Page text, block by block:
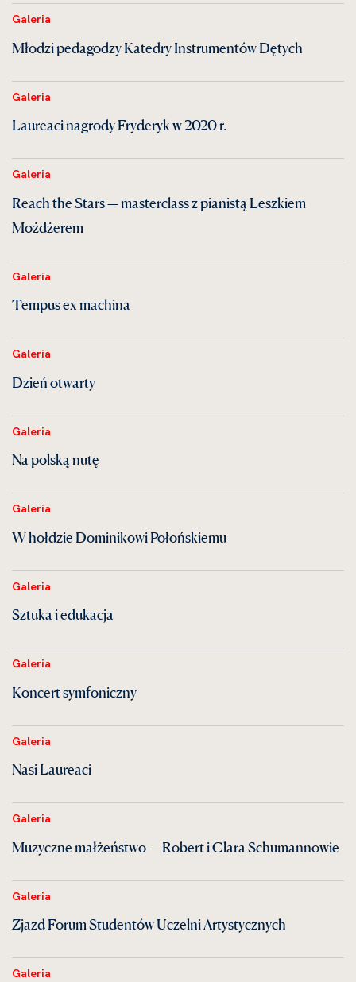
Galeria
Młodzi pedagodzy Katedry Instrumentów Dętych
Galeria
Laureaci nagrody Fryderyk w 2020 r.
Galeria
Reach the Stars — masterclass z pianistą Leszkiem
Możdżerem
Galeria
Tempus ex machina
Galeria
Dzień otwarty
Galeria
Na polską nutę
Galeria
W hołdzie Dominikowi Połońskiemu
Galeria
Sztuka i edukacja
Galeria
Koncert symfoniczny
Galeria
Nasi Laureaci
Galeria
Muzyczne małżeństwo — Robert i Clara Schumannowie
Galeria
Zjazd Forum Studentów Uczelni Artystycznych
Galeria